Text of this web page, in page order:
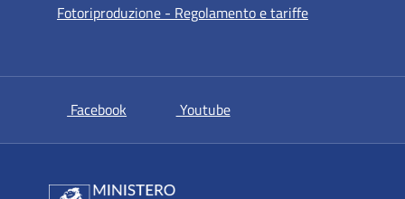
Fotoriproduzione - Regolamento e tariffe
Facebook si apre in una nuova scheda
Youtubesi apre in una nuova scheda